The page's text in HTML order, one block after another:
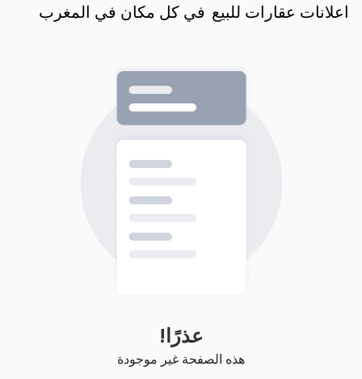
اعلانات عقارات للبيع في كل مكان في المغرب
عذرًا!
هذه الصفحة غير موجودة